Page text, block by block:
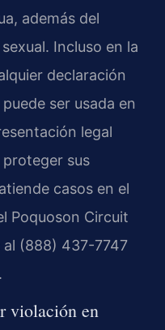
además del
Incluso en la
declaración
ser usada en
legal
proteger sus
casos en el
Poquoson Circuit
al (888) 437-7747
violación en